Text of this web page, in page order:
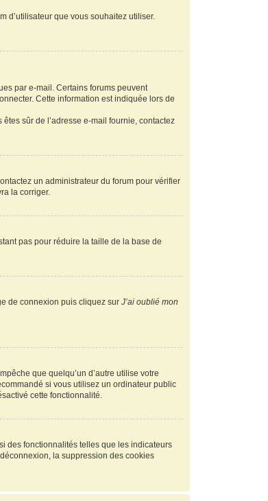
d’utilisateur que vous souhaitez utiliser.
par e-mail. Certains forums peuvent
Cette information est indiquée lors de
sûr de l’adresse e-mail fournie, contactez
un administrateur du forum pour vérifier
la corriger.
pas pour réduire la taille de la base de
de connexion puis cliquez surJ’ai oublié mon
que quelqu’un d’autre utilise votre
si vous utilisez un ordinateur public
cette fonctionnalité.
des fonctionnalités telles que les indicateurs
la suppression des cookies